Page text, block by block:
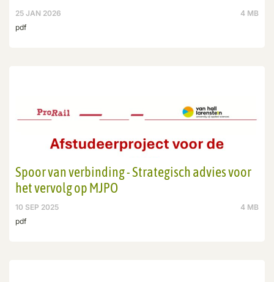
25 JAN 2026
4 MB
pdf
Spoor van verbinding - Strategisch advies voor
het vervolg op MJPO
10 SEP 2025
4 MB
pdf